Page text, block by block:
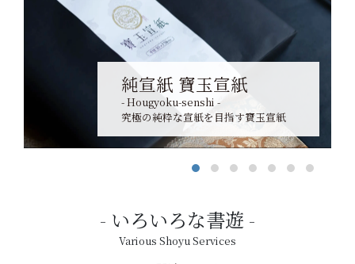
純宣紙 寶玉宣紙
- Hougyoku-senshi -
究極の純粋な宣紙を目指す寶玉宣紙
いろいろな書遊
Various Shoyu Services